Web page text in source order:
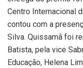
Centro Internacional
contou com a
Silva. Quissamã foi
Batista, pela vice
Educação, Helena